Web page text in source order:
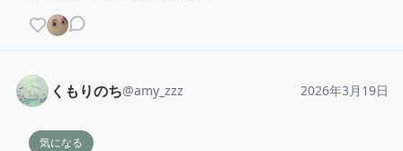
くもりのち@amy_zzz 2026年3月19日
気になる